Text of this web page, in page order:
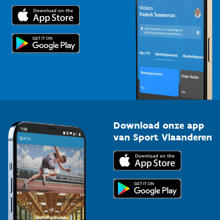
Trainers en begeleiders
Topsporters
Voor de pers
Download onze app
van Sport Vlaanderen